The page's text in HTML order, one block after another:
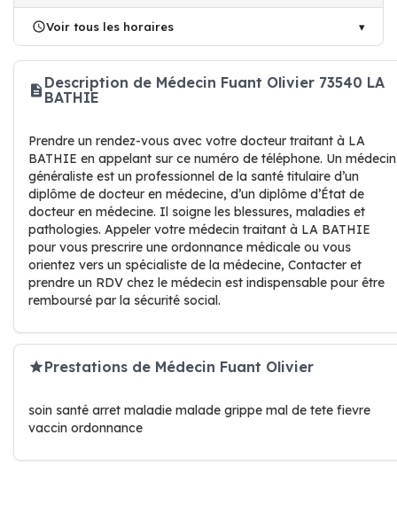
Voir tous les horaires
Description de Médecin Fuant Olivier 73540 LA
BATHIE
Prendre un rendez-vous avec votre docteur traitant à LA
BATHIE en appelant sur ce numéro de téléphone. Un médecin
généraliste est un professionnel de la santé titulaire d’un
diplôme de docteur en médecine, d’un diplôme d’État de
docteur en médecine. Il soigne les blessures, maladies et
pathologies. Appeler votre médecin traitant à LA BATHIE
pour vous prescrire une ordonnance médicale ou vous
orientez vers un spécialiste de la médecine, Contacter et
prendre un RDV chez le médecin est indispensable pour être
remboursé par la sécurité social.
Prestations de Médecin Fuant Olivier
soin santé arret maladie malade grippe mal de tete fievre
vaccin ordonnance